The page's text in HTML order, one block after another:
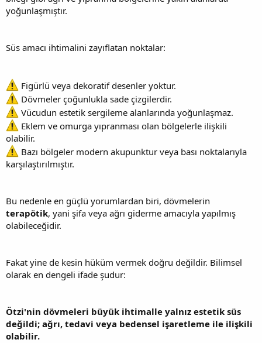
yoğunlaşmıştır.
Süs amacı ihtimalini zayıflatan noktalar:
Figürlü veya dekoratif desenler yoktur.
Dövmeler çoğunlukla sade çizgilerdir.
Vücudun estetik sergileme alanlarında yoğunlaşmaz.
Eklem ve omurga yıpranması olan bölgelerle ilişkili
olabilir.
Bazı bölgeler modern akupunktur veya bası noktalarıyla
karşılaştırılmıştır.
Bu nedenle en güçlü yorumlardan biri, dövmelerin
terapötik, yani şifa veya ağrı giderme amacıyla yapılmış
olabileceğidir.
Fakat yine de kesin hüküm vermek doğru değildir. Bilimsel
olarak en dengeli ifade şudur:
Ötzi'nin dövmeleri büyük ihtimalle yalnız estetik süs
değildi; ağrı, tedavi veya bedensel işaretleme ile ilişkili
olabilir.